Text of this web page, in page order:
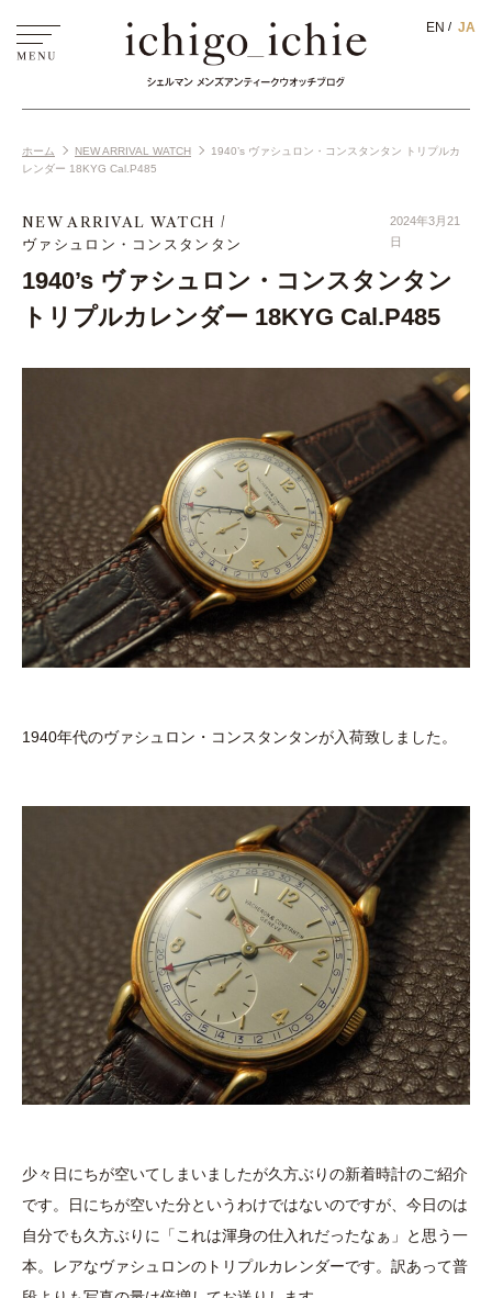
ホーム NEW ARRIVAL WATCH
1940’s ヴァシュロン・コンスタンタン トリプルカ
レンダー 18KYG Cal.P485
NEW ARRIVAL WATCH
ヴァシュロン・コンスタンタン
2024年3月21
日
1940’s ヴァシュロン・コンスタンタン
トリプルカレンダー 18KYG Cal.P485
1940年代のヴァシュロン・コンスタンタンが入荷致しました。
少々日にちが空いてしまいましたが久方ぶりの新着時計のご紹介
です。日にちが空いた分というわけではないのですが、今日のは
自分でも久方ぶりに「これは渾身の仕入れだったなぁ」と思う一
本。レアなヴァシュロンのトリプルカレンダーです。訳あって普
EN JA